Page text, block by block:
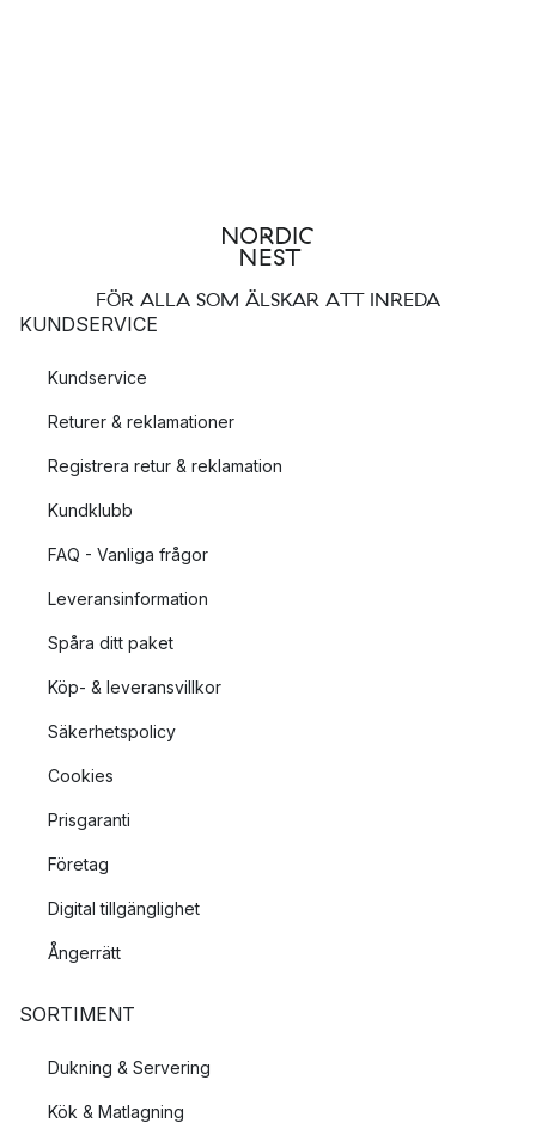
FÖR ALLA SOM ÄLSKAR ATT INREDA
KUNDSERVICE
Kundservice
Returer & reklamationer
Registrera retur & reklamation
Kundklubb
FAQ - Vanliga frågor
Leveransinformation
Spåra ditt paket
Köp- & leveransvillkor
Säkerhetspolicy
Cookies
Prisgaranti
Företag
Digital tillgänglighet
Ångerrätt
SORTIMENT
Dukning & Servering
Kök & Matlagning